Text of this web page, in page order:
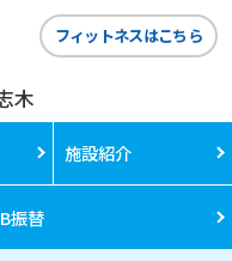
木
フィットネスはこちら
施設紹介
振替